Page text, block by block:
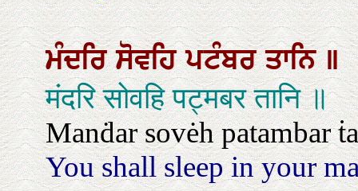
ਮੰਦਰਿਸੋਵਹਿਪਟੰਬਰਤਾਨਿ॥
मंदरि सोवहि पट्मबर तानि ॥
Manḋar sovėh patambar
You shall sleep in your